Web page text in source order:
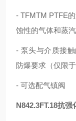
- TFMTM PTFE
蚀性的气体和蒸汽
- 泵头与介质接
防爆要求（仅限
- 可选配气镇阀
N842.3FT.18抗